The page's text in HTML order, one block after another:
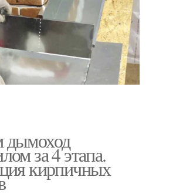
за 4 этапа.
кирпичных